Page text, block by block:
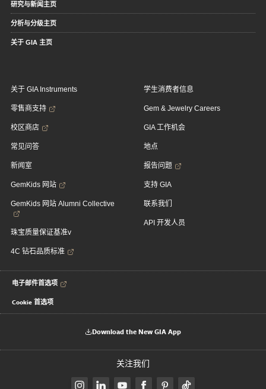
研究与新闻主页
分析与分级主页
关于 GIA 主页
关于 GIA Instruments
零售商支持
校区商店
常见问答
新闻室
GemKids 网站
GemKids 网站 Alumni Collective
珠宝质量保证基准v
4C 钻石品质标准
学生消费者信息
Gem & Jewelry Careers
GIA 工作机会
地点
报告问题
支持 GIA
联系我们
API 开发人员
电子邮件首选项
Cookie 首选项
Download the New GIA App
关注我们